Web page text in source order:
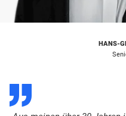
HANS-
D